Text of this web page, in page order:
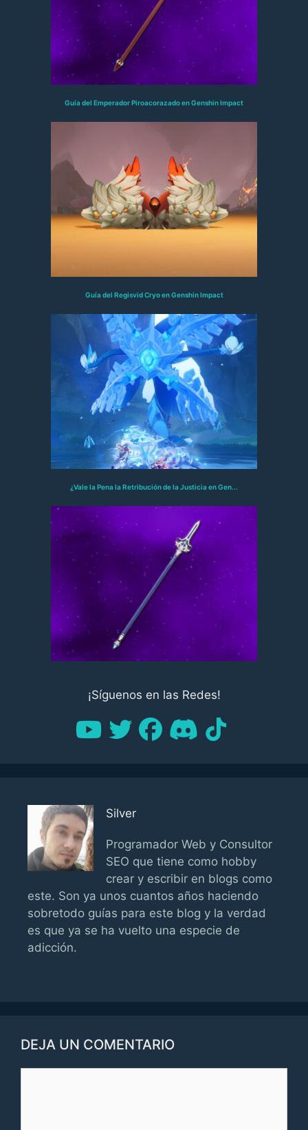
Guía del Emperador Piroacorazado en Genshin Impact
Guía del Regisvid Cryo en Genshin Impact
¿Vale la Pena la Retribución de la Justicia en Gen...
¡Síguenos en las Redes!
Silver
Programador Web y Consultor
SEO que tiene como hobby
crear y escribir en blogs como
este. Son ya unos cuantos años haciendo
sobretodo guías para este blog y la verdad
es que ya se ha vuelto una especie de
adicción.
DEJA UN COMENTARIO